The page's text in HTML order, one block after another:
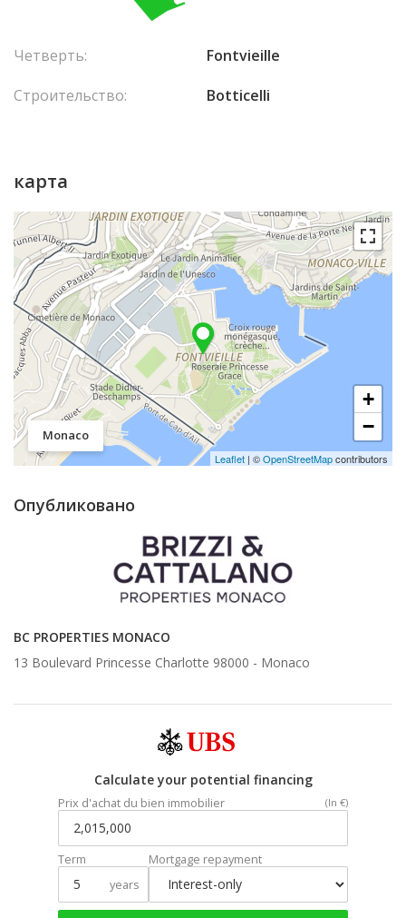
Четверть:
Fontvieille
Строительство:
Botticelli
карта
Monaco
+
−
Leaflet | ©OpenStreetMapcontributors
Опубликовано
BC PROPERTIES MONACO
13 Boulevard Princesse Charlotte 98000 - Monaco
Calculate your potential financing
Prix d'achat du bien immobilier (In €)
Term
years
Mortgage repayment